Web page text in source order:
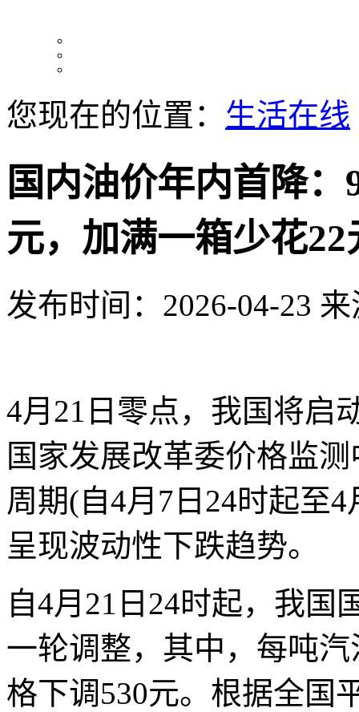
您现在的位置： 生活在线
国内油价年内首降
元，加满一箱少花22
发布时间：2026-04-23
4月21日零点，我国将启
国家发展改革委价格监
周期(自4月7日24时起至
呈现波动性下跌趋势。
自4月21日24时起，我国
一轮调整，其中，每吨
格下调530元。根据全国